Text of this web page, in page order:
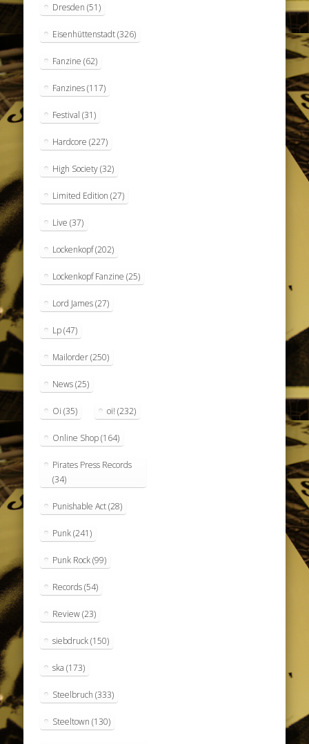
Dresden (51)
Eisenhüttenstadt(326)
Fanzine (62)
Fanzines(117)
Festival (31)
Hardcore (227)
High Society(32)
Limited Edition (27)
Live (37)
Lockenkopf(202)
Lockenkopf Fanzine (25)
Lord James(27)
Lp(47)
Mailorder(250)
News(25)
Oi (35) oi! (232)
Online Shop(164)
Pirates Press Records
(34)
Punishable Act(28)
Punk(241)
Punk Rock(99)
Records(54)
Review(23)
siebdruck(150)
ska (173)
Steelbruch (333)
Steeltown (130)